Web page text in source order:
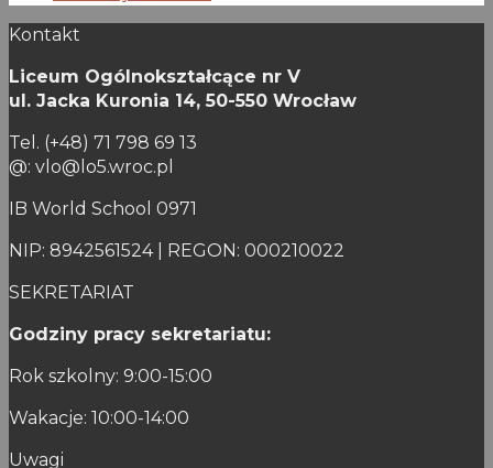
Kontakt
Liceum Ogólnokształcące nr V
ul. Jacka Kuronia 14, 50-550 Wrocław
Tel. (+48) 71 798 69 13
@: vlo@lo5.wroc.pl
IB World School 0971
NIP: 8942561524 | REGON: 000210022
SEKRETARIAT
Godziny pracy sekretariatu:
Rok szkolny: 9:00-15:00
Wakacje: 10:00-14:00
Uwagi